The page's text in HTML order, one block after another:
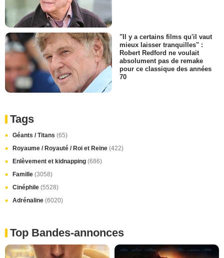
"Il y a certains films qu'il vaut
mieux laisser tranquilles" :
Robert Redford ne voulait
absolument pas de remake
pour ce classique des années
70
Tags
Géants / Titans (65)
Royaume / Royauté / Roi et Reine (422)
Enlèvement et kidnapping (686)
Famille (3058)
Cinéphile (5528)
Adrénaline (6020)
Top Bandes-annonces